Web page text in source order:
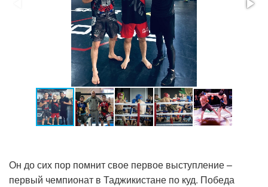
Он до сих пор помнит свое первое выступление –
первый чемпионат в Таджикистане по куд. Победа